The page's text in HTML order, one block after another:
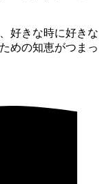
好きな時に好きな
めの知恵がつまっ